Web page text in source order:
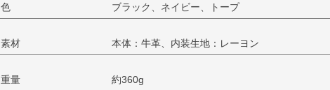
色 ブラック、ネイビー、トープ
素材 本体：牛革、内装生地：レーヨン
重量 約360g